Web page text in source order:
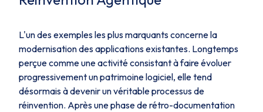
L'un des exemples les plus marquants concerne la
modernisation des applications existantes. Longtemps
perçue comme une activité consistant à faire évoluer
progressivement un patrimoine logiciel, elle tend
désormais à devenir un véritable processus de
réinvention. Après une phase de rétro-documentation